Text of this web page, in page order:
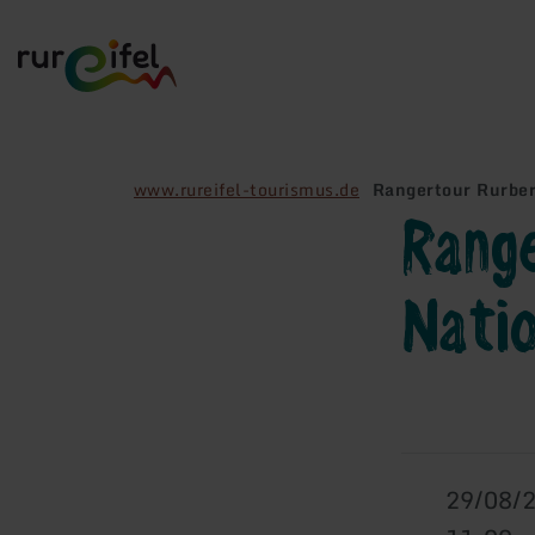
Retour
à
www.rureifel-tourismus.de Rangertour
29/08/